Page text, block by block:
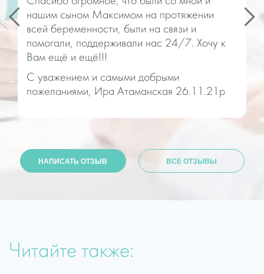
нашим сыном Максимом на протяжении
всей беременности, были на связи и
помогали, поддерживали нас 24/7. Хочу к
Вам ещё и ещё!!!
С уважением и самыми добрыми
пожеланиями, Ира Атаманская 26.11.21р
НАПИСАТЬ ОТЗЫВ ВСЕ ОТЗЫВЫ
Читайте также: